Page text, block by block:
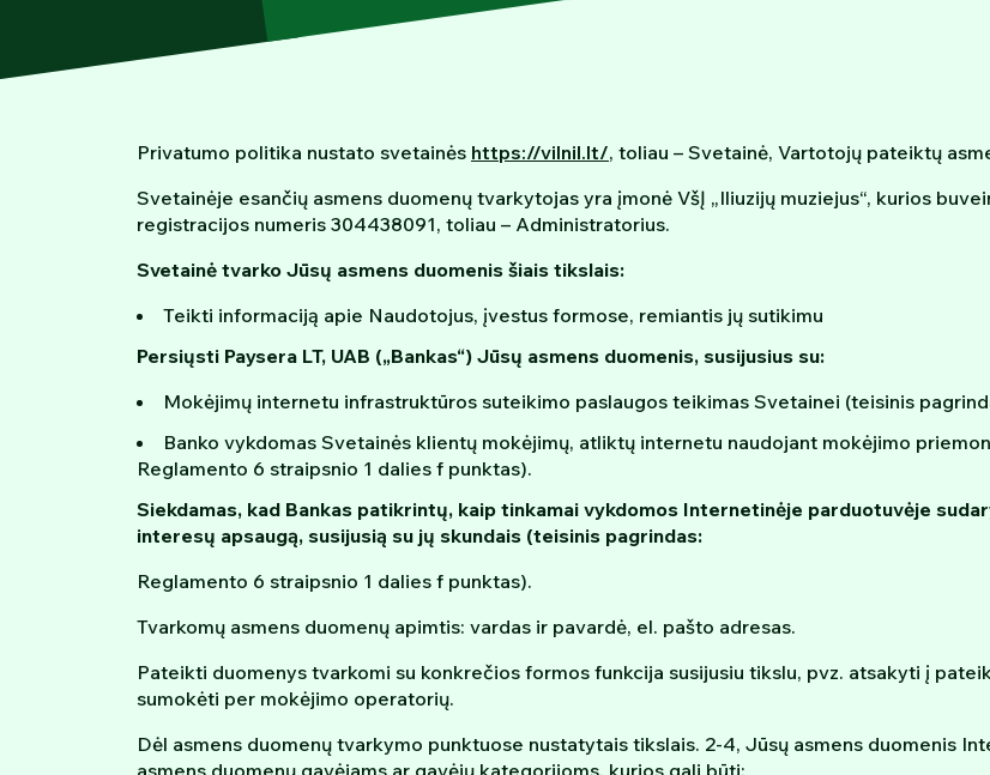
Privatumo politika nustato svetainės https://vilnil.lt/, toliau – Svetainė, Vartotojų pateiktų
Svetainėje esančių asmens duomenų tvarkytojas yra įmonė VšĮ „Iliuzijų muziejus“, kurios
registracijos numeris 304438091, toliau – Administratorius.
Svetainė tvarko Jūsų asmens duomenis šiais tikslais:
Teikti informaciją apie Naudotojus, įvestus formose, remiantis jų sutikimu
Persiųsti Paysera LT, UAB („Bankas“) Jūsų asmens duomenis, susijusius su:
Mokėjimų internetu infrastruktūros suteikimo paslaugos teikimas Svetainei (teisinis
Banko vykdomas Svetainės klientų mokėjimų, atliktų internetu naudojant mokėjimo
Reglamento 6 straipsnio 1 dalies f punktas).
Siekdamas, kad Bankas patikrintų, kaip tinkamai vykdomos Internetinėje parduotuvėje
interesų apsaugą, susijusią su jų skundais (teisinis pagrindas:
Reglamento 6 straipsnio 1 dalies f punktas).
Tvarkomų asmens duomenų apimtis: vardas ir pavardė, el. pašto adresas.
Pateikti duomenys tvarkomi su konkrečios formos funkcija susijusiu tikslu, pvz. atsakyti į
sumokėti per mokėjimo operatorių.
Dėl asmens duomenų tvarkymo punktuose nustatytais tikslais. 2-4, Jūsų asmens duomenis